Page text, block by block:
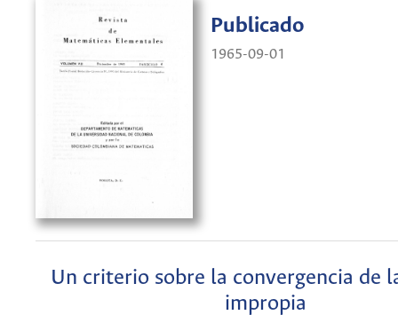
Publicado
1965-09-01
Un criterio sobre la convergencia de
impropia